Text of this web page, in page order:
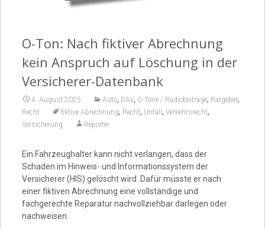
O-Ton: Nach fiktiver Abrechnung
kein Anspruch auf Löschung in der
Versicherer-Datenbank
4. August 2025 Auto, DAV, O-Töne / Radiobeiträge, Ratgeber,
Recht fiktive Abrechnung, Recht, Unfall , Verkehrsrecht,
Versicherung Reporter
Ein Fahrzeughalter kann nicht verlangen, dass der
Schaden im Hinweis- und Informationssystem der
Versicherer (HIS) gelöscht wird. Dafür müsste er nach
einer fiktiven Abrechnung eine vollständige und
fachgerechte Reparatur nachvollziehbar darlegen oder
nachweisen.